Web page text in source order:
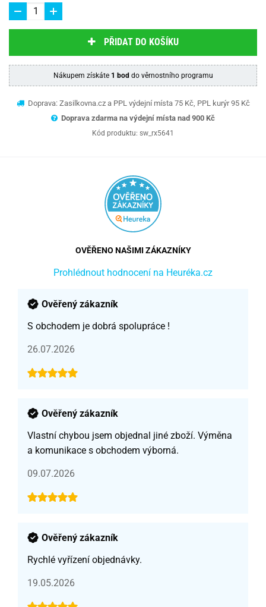
PŘIDAT DO KOŠÍKU
Nákupem získáte 1 bod do věrnostního programu
Doprava: Zasilkovna.cz a PPL výdejní místa 75 Kč, PPL kurýr 95 Kč
Doprava zdarma na výdejní místa nad 900 Kč
Kód produktu: sw_rx5641
OVĚŘENO NAŠIMI ZÁKAZNÍKY
Prohlédnout hodnocení na Heuréka.cz
Ověřený zákazník
S obchodem je dobrá spolupráce !
26.07.2026
Ověřený zákazník
Vlastní chybou jsem objednal jiné zboží. Výměna
a komunikace s obchodem výborná.
09.07.2026
Ověřený zákazník
Rychlé vyřízení objednávky.
19.05.2026